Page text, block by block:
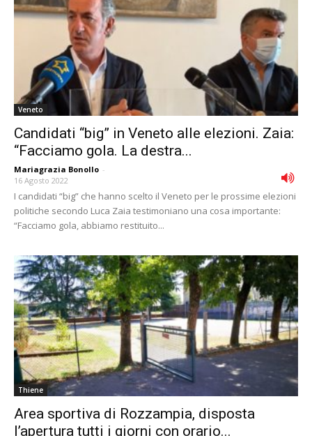
Veneto
Candidati “big” in Veneto alle elezioni. Zaia:
“Facciamo gola. La destra...
Mariagrazia Bonollo -
16 Agosto 2022
I candidati “big” che hanno scelto il Veneto per le prossime elezioni
politiche secondo Luca Zaia testimoniano una cosa importante:
“Facciamo gola, abbiamo restituito...
Thiene
Area sportiva di Rozzampia, disposta
l’apertura tutti i giorni con orario...